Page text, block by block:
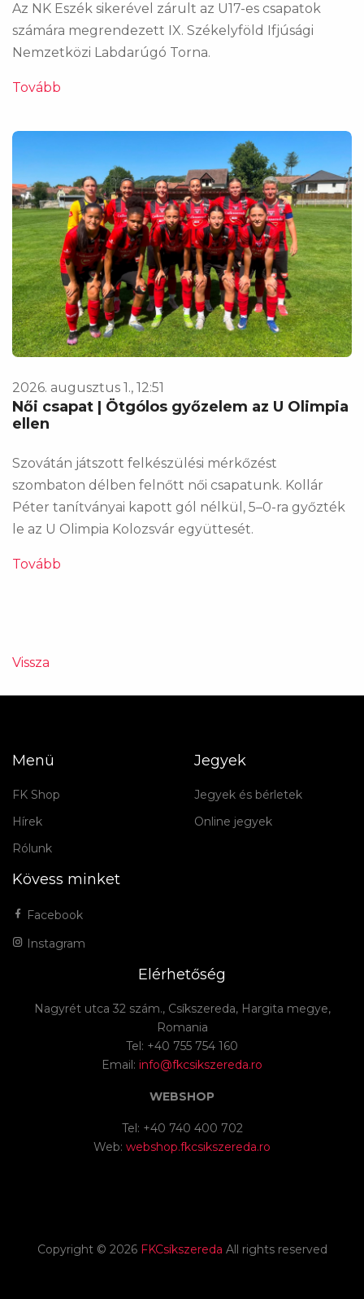
Az NK Eszék sikerével zárult az U17-es csapatok
számára megrendezett IX. Székelyföld Ifjúsági
Nemzetközi Labdarúgó Torna.
Tovább
2026. augusztus 1., 12:51
Női csapat | Ötgólos győzelem az U Olimpia
ellen
Szovátán játszott felkészülési mérkőzést
szombaton délben felnőtt női csapatunk. Kollár
Péter tanítványai kapott gól nélkül, 5–0-ra győzték
le az U Olimpia Kolozsvár együttesét.
Tovább
Vissza
Menü
FK Shop
Hírek
Rólunk
Jegyek
Jegyek és bérletek
Online jegyek
Kövess minket
Facebook
Instagram
Elérhetőség
Nagyrét utca 32 szám., Csíkszereda, Hargita megye,
Romania
Tel: +40 755 754 160
Email: info@fkcsikszereda.ro
WEBSHOP
Tel: +40 740 400 702
Web: webshop.fkcsikszereda.ro
Copyright © 2026 FKCsíkszereda All rights reserved